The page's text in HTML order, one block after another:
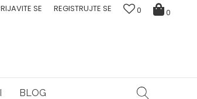
0
0
SE REGISTRUJTE SE
BLOG